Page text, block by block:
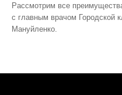
Рассмотрим все
с главным врачом Городской
Мануйленко.